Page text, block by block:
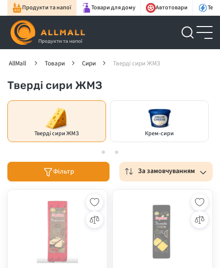
Продукти та напої Товари для дому Автотовари
Продукти та напої
AllMall Товари Сири Тверді сири ЖМЗ
Тверді сири ЖМЗ
Тверді сири ЖМЗ Крем-сири
Фільтр За замовчуванням